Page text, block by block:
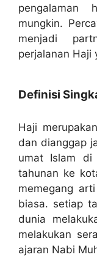
pengalaman
mungkin.
menjadi
perjalanan Haji
Definisi
Haji
dan dianggap
umat Islam di
tahunan ke
memegang
biasa. setiap
dunia
melakukan
ajaran Nabi